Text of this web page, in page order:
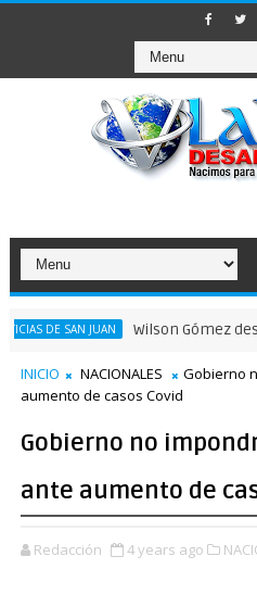
SAN JUAN Wilson Gómez destaca
INICIO NACIONALES
Gobierno
aumento de casos Covid
Gobierno no
ante aumento de
Redacción 4 years ago